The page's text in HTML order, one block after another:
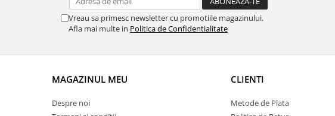
Vreau sa primesc newsletter cu promotiile magazinului.
Afla mai multe in Politica de Confidentialitate
MAGAZINUL MEU
Despre noi
CLIENTI
Metode de Plata